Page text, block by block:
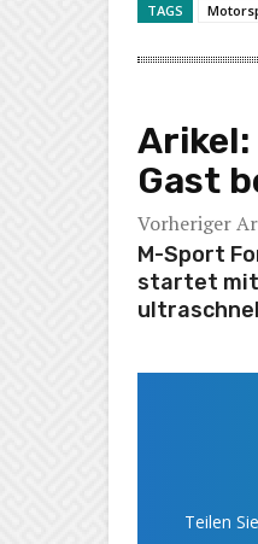
TAGS
Arikel:
Gast
Vorheriger
M-Sport
startet mit
Teilen